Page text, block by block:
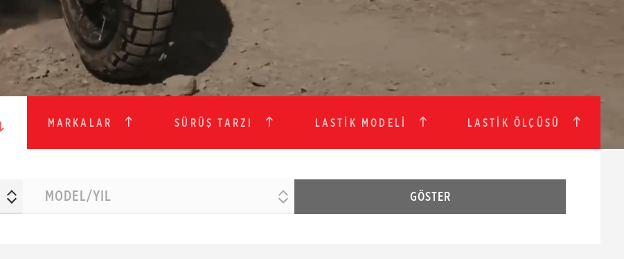
MARKALAR SÜRÜŞ TARZI LASTİK MODELİ LASTİK ÖLÇÜSÜ
MODEL/YIL GÖSTER